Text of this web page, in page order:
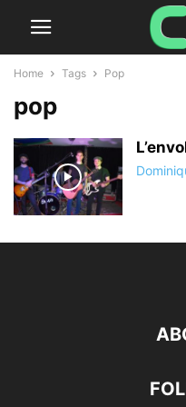
Home Tags Pop
pop